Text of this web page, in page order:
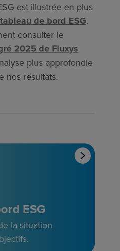
est illustrée en plus
tableau de bord ESG.
consulter le
2025 de Fluxys
plus approfondie
nos résultats.
ESG
la situation